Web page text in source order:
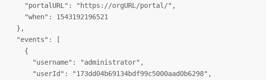
    "portalURL": "https://orgURL/portal/",
    "when": 1543192196521
  },
  "events": [
    {
      "username": "administrator",
      "userId": "173dd04b69134bdf99c5000aad0b6298",